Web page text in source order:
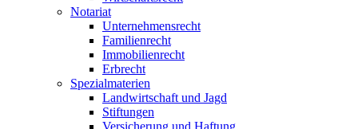
Notariat
Unternehmensrecht
Familienrecht
Immobilienrecht
Erbrecht
Spezialmaterien
Landwirtschaft und Jagd
Stiftungen
Versicherung und Haftung